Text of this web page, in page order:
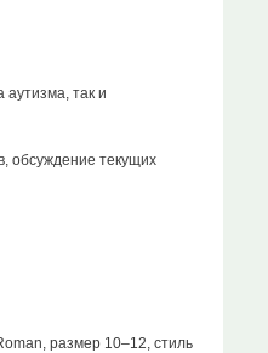
так и
обсуждение текущих
размер 10–12, стиль